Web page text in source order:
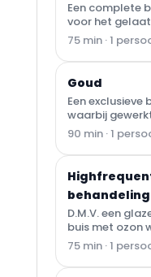
Een complete
voor het
van een
met een
de
spieren te
voor een
75 min · 1
Goud
Een exclusieve
waarbij
hoogwaardige
keuze kan
het richten
opbouw/
boost (voor de
of die bijv last
couperose.
90 min · 1
behandeling
D.M.V. een
buis met ozon
verrijkt met
bloedcirculatie
cellen worden
75 min · 1